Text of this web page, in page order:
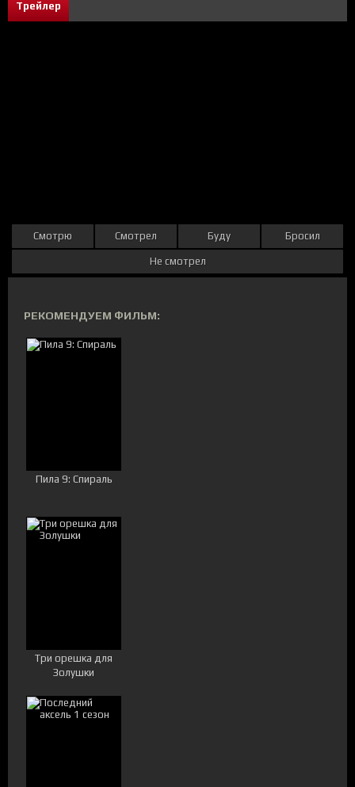
Трейлер
Смотрю Смотрел Буду Бросил
Не смотрел
РЕКОМЕНДУЕМ ФИЛЬМ:
Пила 9: Спираль
Три орешка для
Золушки